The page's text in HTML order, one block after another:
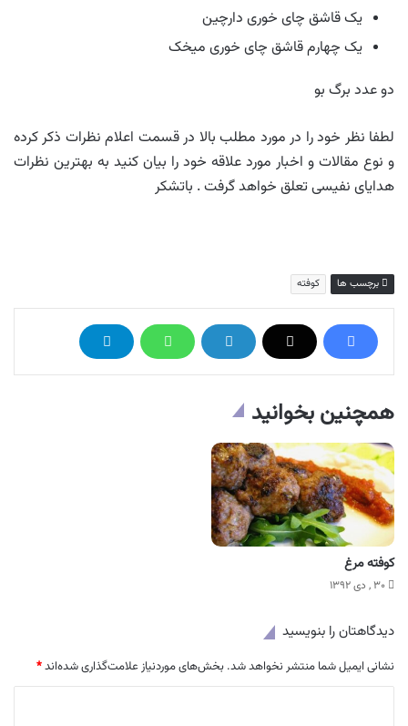
یک قاشق چای خوری دارچین
یک چهارم قاشق چای خوری میخک
دو عدد برگ بو
لطفا نظر خود را در مورد مطلب بالا در قسمت اعلام نظرات ذکر کرده
و نوع مقالات و اخبار مورد علاقه خود را بیان کنید به بهترین نظرات
هدایای نفیسی تعلق خواهد گرفت . باتشکر
برچسب ها کوفته
همچنین بخوانید
کوفته مرغ
۳۰ , دی ۱۳۹۲
دیدگاهتان را بنویسید
نشانی ایمیل شما منتشر نخواهد شد. بخش‌های موردنیاز علامت‌گذاری شده‌اند*